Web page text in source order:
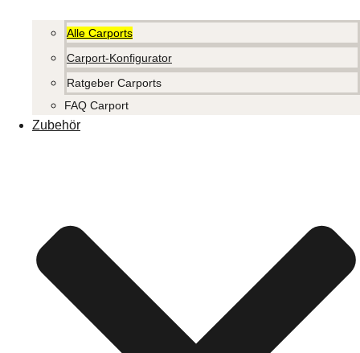
Alle Carports
Carport-Konfigurator
Ratgeber Carports
FAQ Carport
Zubehör